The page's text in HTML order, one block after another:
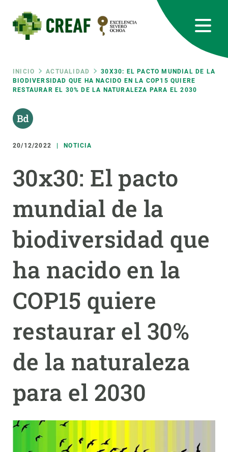
contenido
principal
Ruta
de
navegación
INICIO ACTUALIDAD
30X30: EL PACTO MUNDIAL DE LA
BIODIVERSIDAD QUE HA NACIDO EN LA COP15 QUIERE
RESTAURAR EL 30% DE LA NATURALEZA PARA EL 2030
20/12/2022 NOTICIA
30x30: El pacto
mundial de la
biodiversidad que
ha nacido en la
COP15 quiere
restaurar el 30%
de la naturaleza
para el 2030
RRSS
Featured
responsive
Responsive
menu
INVESTIGACIÓN
CIENCIA EN ACCIÓN
NOTICIAS Y AGENDA